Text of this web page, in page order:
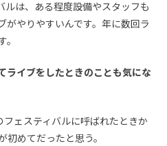
ルは、ある程度設備やスタッフも
がやりやすいんです。年に数回ラ
。
イブをしたときのことも気にな
フェスティバルに呼ばれたときか
初めてだったと思う。